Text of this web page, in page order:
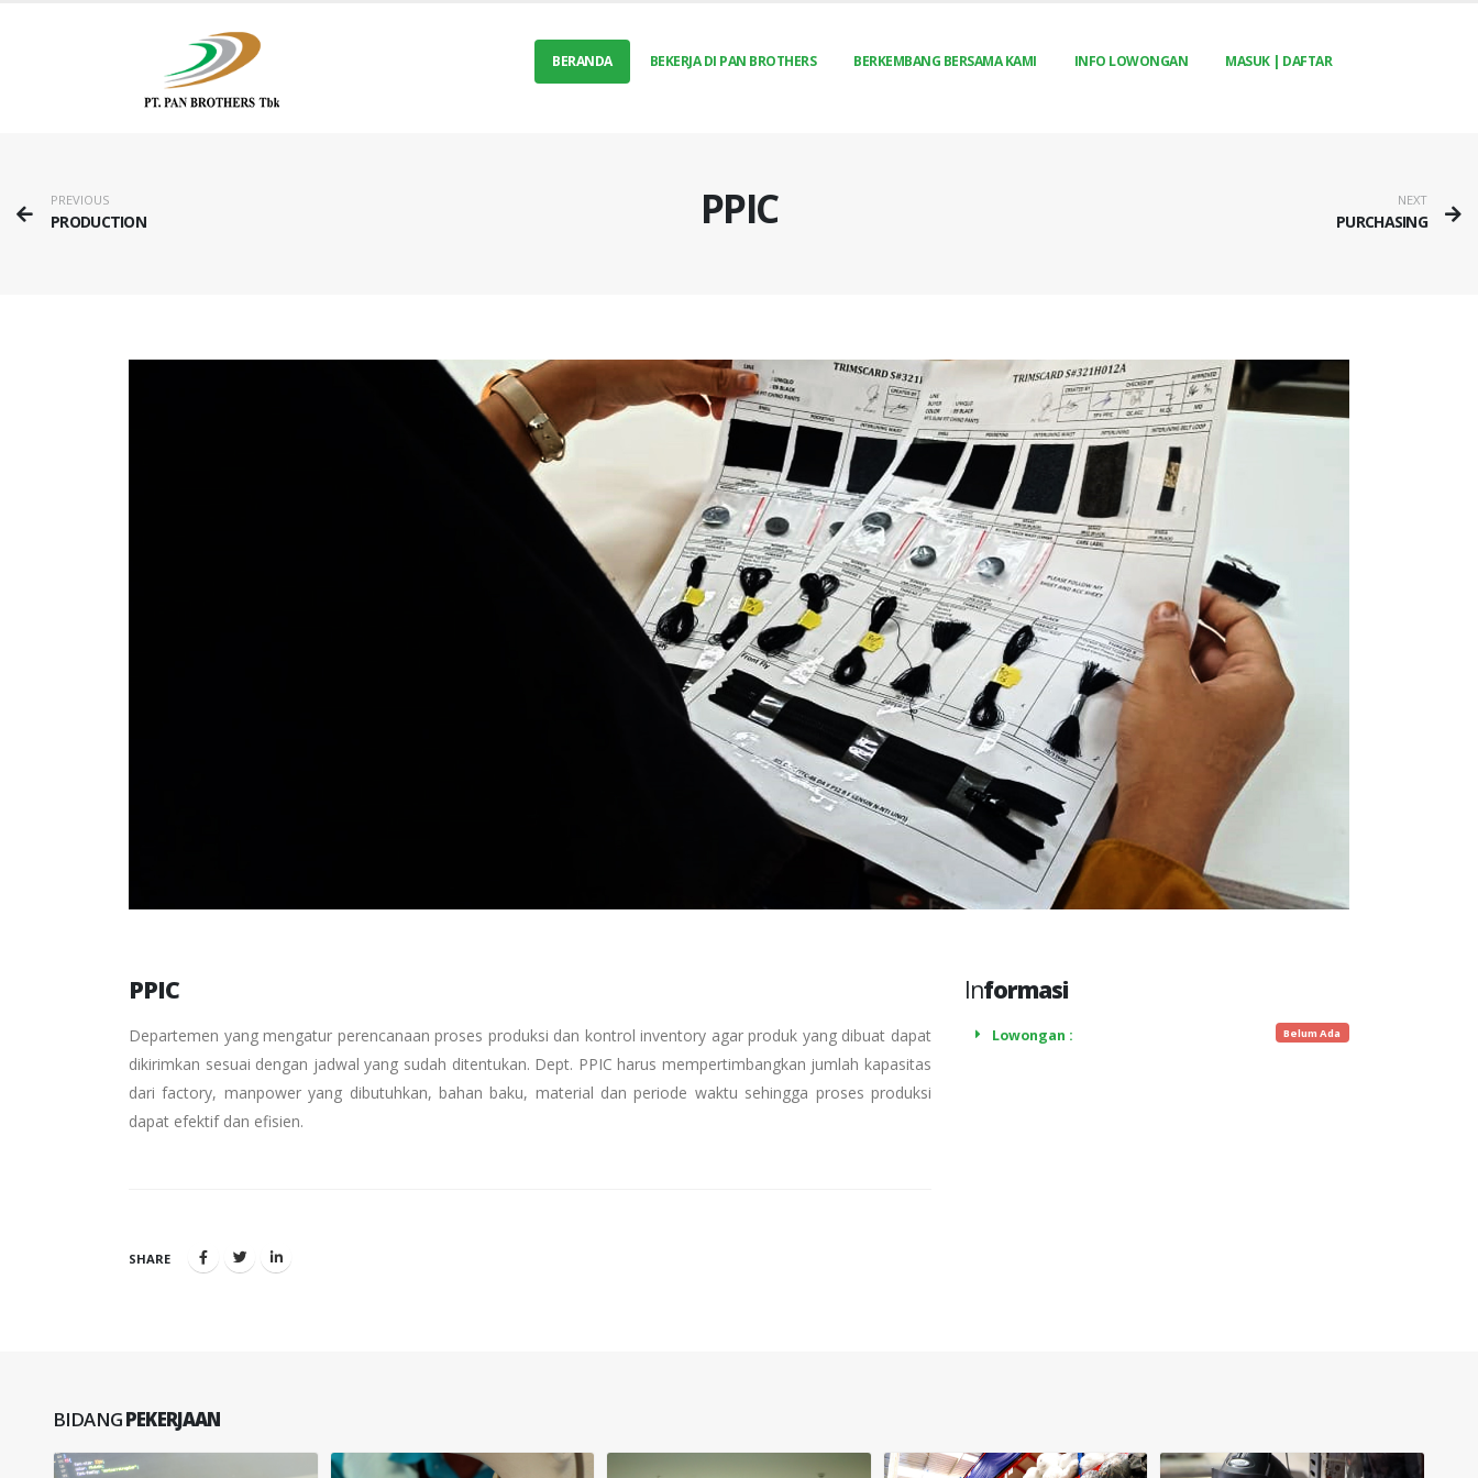
BERANDA BEKERJA DI PAN BROTHERS BERKEMBANG BERSAMA KAMI INFO LOWONGAN MASUK | DAFTAR
PREVIOUS
PRODUCTION PPIC NEXT
PURCHASING
PPIC
Departemen yang mengatur perencanaan proses produksi dan kontrol inventory agar produk yang dibuat dapat
dikirimkan sesuai dengan jadwal yang sudah ditentukan. Dept. PPIC harus mempertimbangkan jumlah kapasitas
dari factory, manpower yang dibutuhkan, bahan baku, material dan periode waktu sehingga proses produksi
dapat efektif dan efisien.
SHARE
Informasi
Lowongan : Belum Ada
BIDANGPEKERJAAN